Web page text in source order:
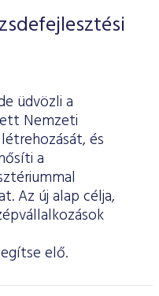
üdvözli a
Nemzeti
és
a
Az új alap célja,
elő.